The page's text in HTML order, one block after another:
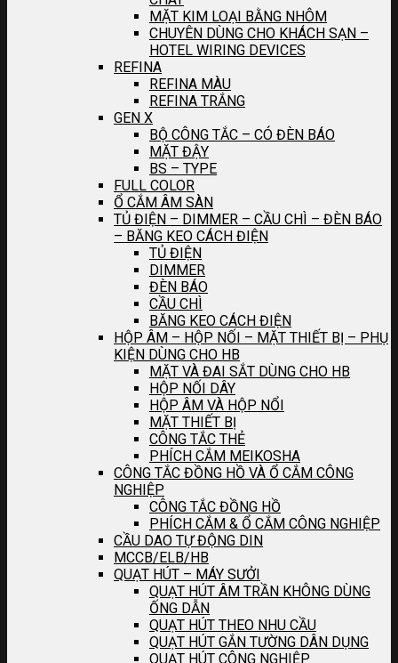
MẶT KIM LOẠI BẰNG NHÔM
CHUYÊN DÙNG CHO KHÁCH SẠN –
HOTEL WIRING DEVICES
REFINA
REFINA MÀU
REFINA TRẮNG
GEN X
BỘ CÔNG TẮC – CÓ ĐÈN BÁO
MẶT ĐẬY
BS – TYPE
FULL COLOR
Ổ CẮM ÂM SÀN
TỦ ĐIỆN – DIMMER – CẦU CHÌ – ĐÈN BÁO
– BĂNG KEO CÁCH ĐIỆN
TỦ ĐIỆN
DIMMER
ĐÈN BÁO
CẦU CHÌ
BĂNG KEO CÁCH ĐIỆN
HỘP ÂM – HỘP NỐI – MẶT THIẾT BỊ – PHỤ
KIỆN DÙNG CHO HB
MẶT VÀ ĐAI SẮT DÙNG CHO HB
HỘP NỐI DÂY
HỘP ÂM VÀ HỘP NỔI
MẶT THIẾT BỊ
CÔNG TẮC THẺ
PHÍCH CẮM MEIKOSHA
CÔNG TẮC ĐỒNG HỒ VÀ Ổ CẮM CÔNG
NGHIỆP
CÔNG TẮC ĐỒNG HỒ
PHÍCH CẮM & Ổ CẮM CÔNG NGHIỆP
CẦU DAO TỰ ĐỘNG DIN
MCCB/ELB/HB
QUẠT HÚT – MÁY SƯỞI
QUẠT HÚT ÂM TRẦN KHÔNG DÙNG
ỐNG DẪN
QUẠT HÚT THEO NHU CẦU
QUẠT HÚT GẮN TƯỜNG DÂN DỤNG
QUẠT HÚT CÔNG NGHIỆP